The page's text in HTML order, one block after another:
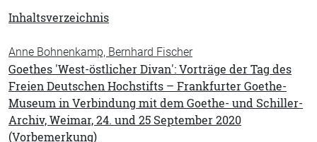
Inhaltsverzeichnis
Anne Bohnenkamp, Bernhard Fischer
Goethes 'West-östlicher Divan': Vorträge der Tag des
Freien Deutschen Hochstifts – Frankfurter Goethe-
Museum in Verbindung mit dem Goethe- und Schiller-
Archiv, Weimar, 24. und 25 September 2020
(Vorbemerkung)